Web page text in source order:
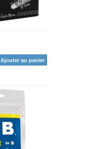
Ajouter au panier